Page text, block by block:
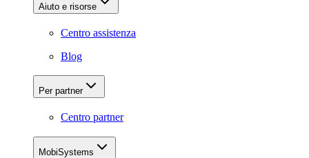
Aiuto e risorse
Centro assistenza
Blog
Per partner
Centro partner
MobiSystems